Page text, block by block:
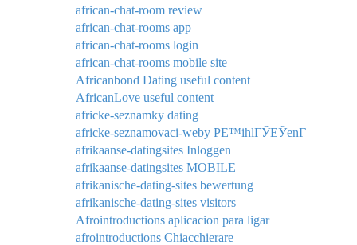
african-chat-room review
african-chat-rooms app
african-chat-rooms login
african-chat-rooms mobile site
Africanbond Dating useful content
AfricanLove useful content
africke-seznamky dating
africke-seznamovaci-weby PЕ™ihlГЎЕЎenГ­
afrikaanse-datingsites Inloggen
afrikaanse-datingsites MOBILE
afrikanische-dating-sites bewertung
afrikanische-dating-sites visitors
Afrointroductions aplicacion para ligar
afrointroductions Chiacchierare